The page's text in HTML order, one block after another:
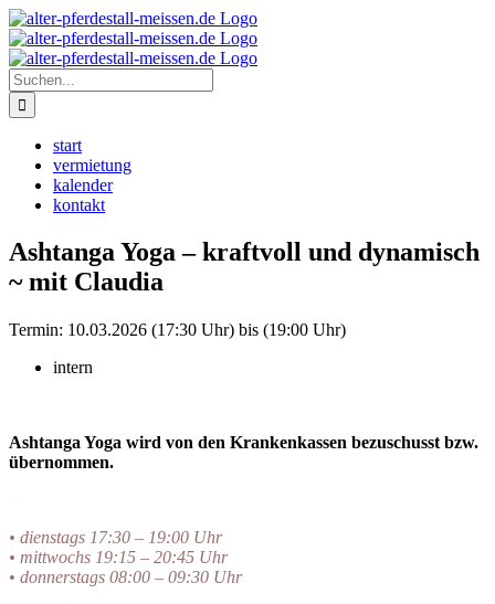
Zum
Inhalt
springen
Instagram
Suche
nach:
start
vermietung
kalender
kontakt
Ashtanga Yoga – kraftvoll und dynamisch
~ mit Claudia
Termin: 10.03.2026 (17:30 Uhr) bis (19:00 Uhr)
intern
Ashtanga Yoga wird von den Krankenkassen bezuschusst bzw.
übernommen.
• dienstags 17:30 – 19:00 Uhr
• mittwochs 19:15 – 20:45 Uhr
• donnerstags 08:00 – 09:30 Uhr